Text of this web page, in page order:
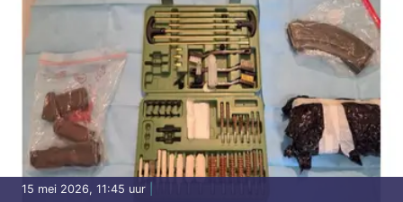
15 mei 2026, 11:45 uur